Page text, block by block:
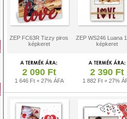
ZEP FC63R Tizzy piros
képkeret
ZEP WS246 Luana
képkeret
2 090 Ft
1 646 Ft + 27% ÁFA
2 390 Ft
1 882 Ft + 27%